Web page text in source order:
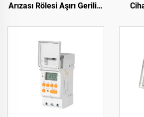
Arızası Rölesi Aşırı Gerilim
Koruyucusu Faz Gerilim
Rölesi